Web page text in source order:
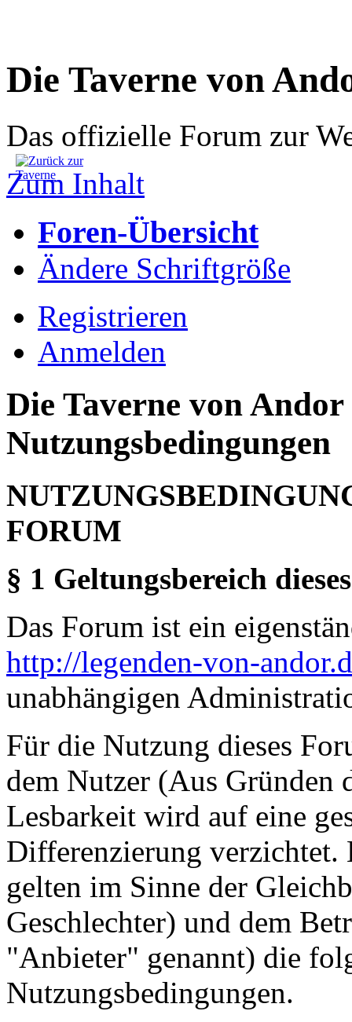
Die Taverne von
Das offizielle Forum zur
Zum Inhalt
Foren-Übersicht
Ändere Schriftgröße
Registrieren
Anmelden
Die Taverne von Andor
Nutzungsbedingungen
FORUM
§ 1 Geltungsbereich
Das Forum ist ein
http://legenden-von-
unabhängigen
Für die Nutzung dieses
dem Nutzer (Aus Gründen
Lesbarkeit wird auf eine
Differenzierung verzichtet.
gelten im Sinne der
Geschlechter) und dem
"Anbieter" genannt) die
Nutzungsbedingungen.